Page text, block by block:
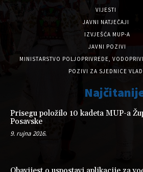
VIJESTI
JAVNI NATJEČAJI
IZVJEŠĆA MUP-A
JAVNI POZIVI
MINISTARSTVO POLJOPRIVREDE,
POZIVI ZA SJEDNICE
Prisegu položilo 10 kadeta MUP-a
Posavske
9. rujna 2016.